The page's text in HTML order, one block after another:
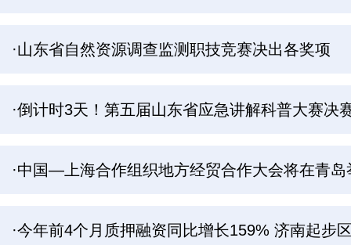
·山东省自然资源调查监测职技竞赛决出各奖项
·倒计时3天！第五届山东省应急讲解科普大赛决
·中国—上海合作组织地方经贸合作大会将在青岛
·今年前4个月质押融资同比增长159% 济南起步